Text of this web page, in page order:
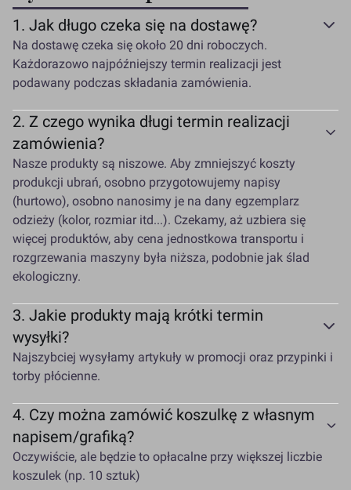
1. Jak długo czeka się na dostawę?
Na dostawę czeka się około 20 dni roboczych.
Każdorazowo najpóźniejszy termin realizacji jest
podawany podczas składania zamówienia.
2. Z czego wynika długi termin realizacji
zamówienia?
Nasze produkty są niszowe. Aby zmniejszyć koszty
produkcji ubrań, osobno przygotowujemy napisy
(hurtowo), osobno nanosimy je na dany egzemplarz
odzieży (kolor, rozmiar itd...). Czekamy, aż uzbiera się
więcej produktów, aby cena jednostkowa transportu i
rozgrzewania maszyny była niższa, podobnie jak ślad
ekologiczny.
3. Jakie produkty mają krótki termin
wysyłki?
Najszybciej wysyłamy artykuły w promocji oraz przypinki i
torby płócienne.
4. Czy można zamówić koszulkę z własnym
napisem/grafiką?
Oczywiście, ale będzie to opłacalne przy większej liczbie
koszulek (np. 10 sztuk)